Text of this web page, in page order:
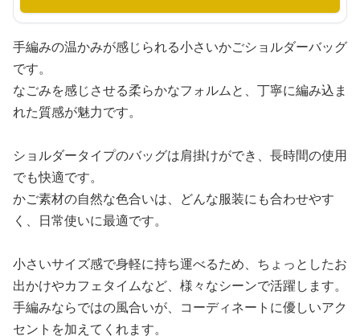
手編みの温かみが感じられる小さいかごショルダーバッグ
です。
なごみを感じさせる柔らかなフォルムと、丁寧に編み込ま
れた質感が魅力です。
ショルダータイプのバッグは肩掛けができ、長時間の使用
でも快適です。
かご素材の自然な色合いは、どんな服装にも合わせやす
く、日常使いに最適です。
小さいサイズ感で身軽に持ち運べるため、ちょっとしたお
出かけやカフェタイムなど、様々なシーンで活躍します。
手編みならではの風合いが、コーディネートに優しいアク
セントを加えてくれます。